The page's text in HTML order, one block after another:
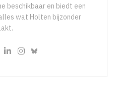
beschikbaar en biedt een
wat Holten bijzonder